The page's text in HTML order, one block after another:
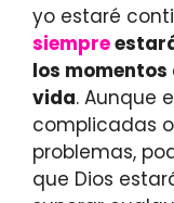
yo estaré
siempre
los
vida. Aunque
complicadas
problemas,
que Dios